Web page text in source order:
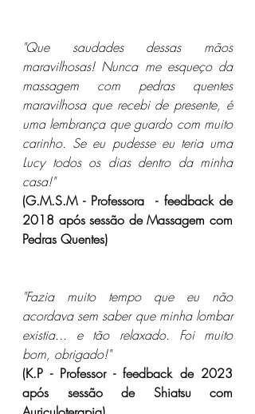
"Que saudades dessas mãos
maravilhosas! Nunca me esqueço da
massagem com pedras quentes
maravilhosa que recebi de presente, é
uma lembrança que guardo com muito
carinho. Se eu pudesse eu teria uma
Lucy todos os dias dentro da minha
casa!"
(G.M.S.M - Professora  - feedback de
2018 após sessão de Massagem com
Pedras Quentes)
"Fazia muito tempo que eu não
acordava sem saber que minha lombar
existia... e tão relaxado. Foi muito
bom, obrigado!"
(K.P - Professor - feedback de 2023
após sessão de Shiatsu com